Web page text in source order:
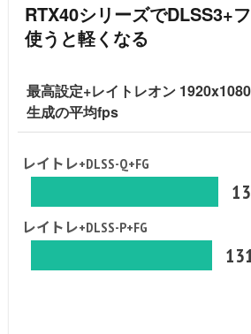
RTX40シリーズでDLSS3+
使うと軽くなる
最高設定+レイトレオン
生成の平均fps
レイトレ+DLSS-Q+FG
レイトレ+DLSS-P+FG